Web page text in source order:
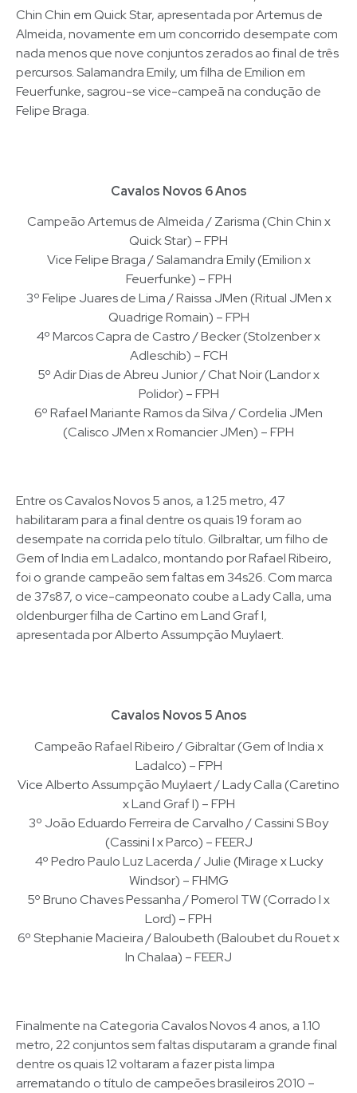
Chin Chin em Quick Star, apresentada por Artemus de
Almeida, novamente em um concorrido desempate com
nada menos que nove conjuntos zerados ao final de três
percursos. Salamandra Emily, um filha de Emilion em
Feuerfunke, sagrou-se vice-campeã na condução de
Felipe Braga.
Cavalos Novos 6 Anos
Campeão Artemus de Almeida / Zarisma (Chin Chin x
Quick Star) – FPH
Vice Felipe Braga / Salamandra Emily (Emilion x
Feuerfunke) – FPH
3º Felipe Juares de Lima / Raissa JMen (Ritual JMen x
Quadrige Romain) – FPH
4º Marcos Capra de Castro / Becker (Stolzenber x
Adleschib) – FCH
5º Adir Dias de Abreu Junior / Chat Noir (Landor x
Polidor) – FPH
6º Rafael Mariante Ramos da Silva / Cordelia JMen
(Calisco JMen x Romancier JMen) – FPH
Entre os Cavalos Novos 5 anos, a 1.25 metro, 47
habilitaram para a final dentre os quais 19 foram ao
desempate na corrida pelo título. Gilbraltar, um filho de
Gem of India em Ladalco, montando por Rafael Ribeiro,
foi o grande campeão sem faltas em 34s26. Com marca
de 37s87, o vice-campeonato coube a Lady Calla, uma
oldenburger filha de Cartino em Land Graf I,
apresentada por Alberto Assumpção Muylaert.
Cavalos Novos 5 Anos
Campeão Rafael Ribeiro / Gibraltar (Gem of India x
Ladalco) – FPH
Vice Alberto Assumpção Muylaert / Lady Calla (Caretino
x Land Graf I) – FPH
3º João Eduardo Ferreira de Carvalho / Cassini S Boy
(Cassini I x Parco) – FEERJ
4º Pedro Paulo Luz Lacerda / Julie (Mirage x Lucky
Windsor) – FHMG
5º Bruno Chaves Pessanha / Pomerol TW (Corrado I x
Lord) – FPH
6º Stephanie Macieira / Baloubeth (Baloubet du Rouet x
In Chalaa) – FEERJ
Finalmente na Categoria Cavalos Novos 4 anos, a 1.10
metro, 22 conjuntos sem faltas disputaram a grande final
dentre os quais 12 voltaram a fazer pista limpa
arrematando o título de campeões brasileiros 2010 –